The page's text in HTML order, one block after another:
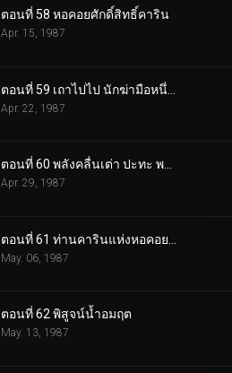
ตอนที่ 58 หอคอยศักดิ์สิทธิ์คาริน
Apr. 15, 1987
Apr. 22, 1987
ตอนที่ 60 พลังคลื่นเต่า ปะทะ พลังดรรชนีมหากาฬ
Apr. 29, 1987
May. 06, 1987
ตอนที่ 62 พิสูจน์น้ำอมฤต
May. 13, 1987